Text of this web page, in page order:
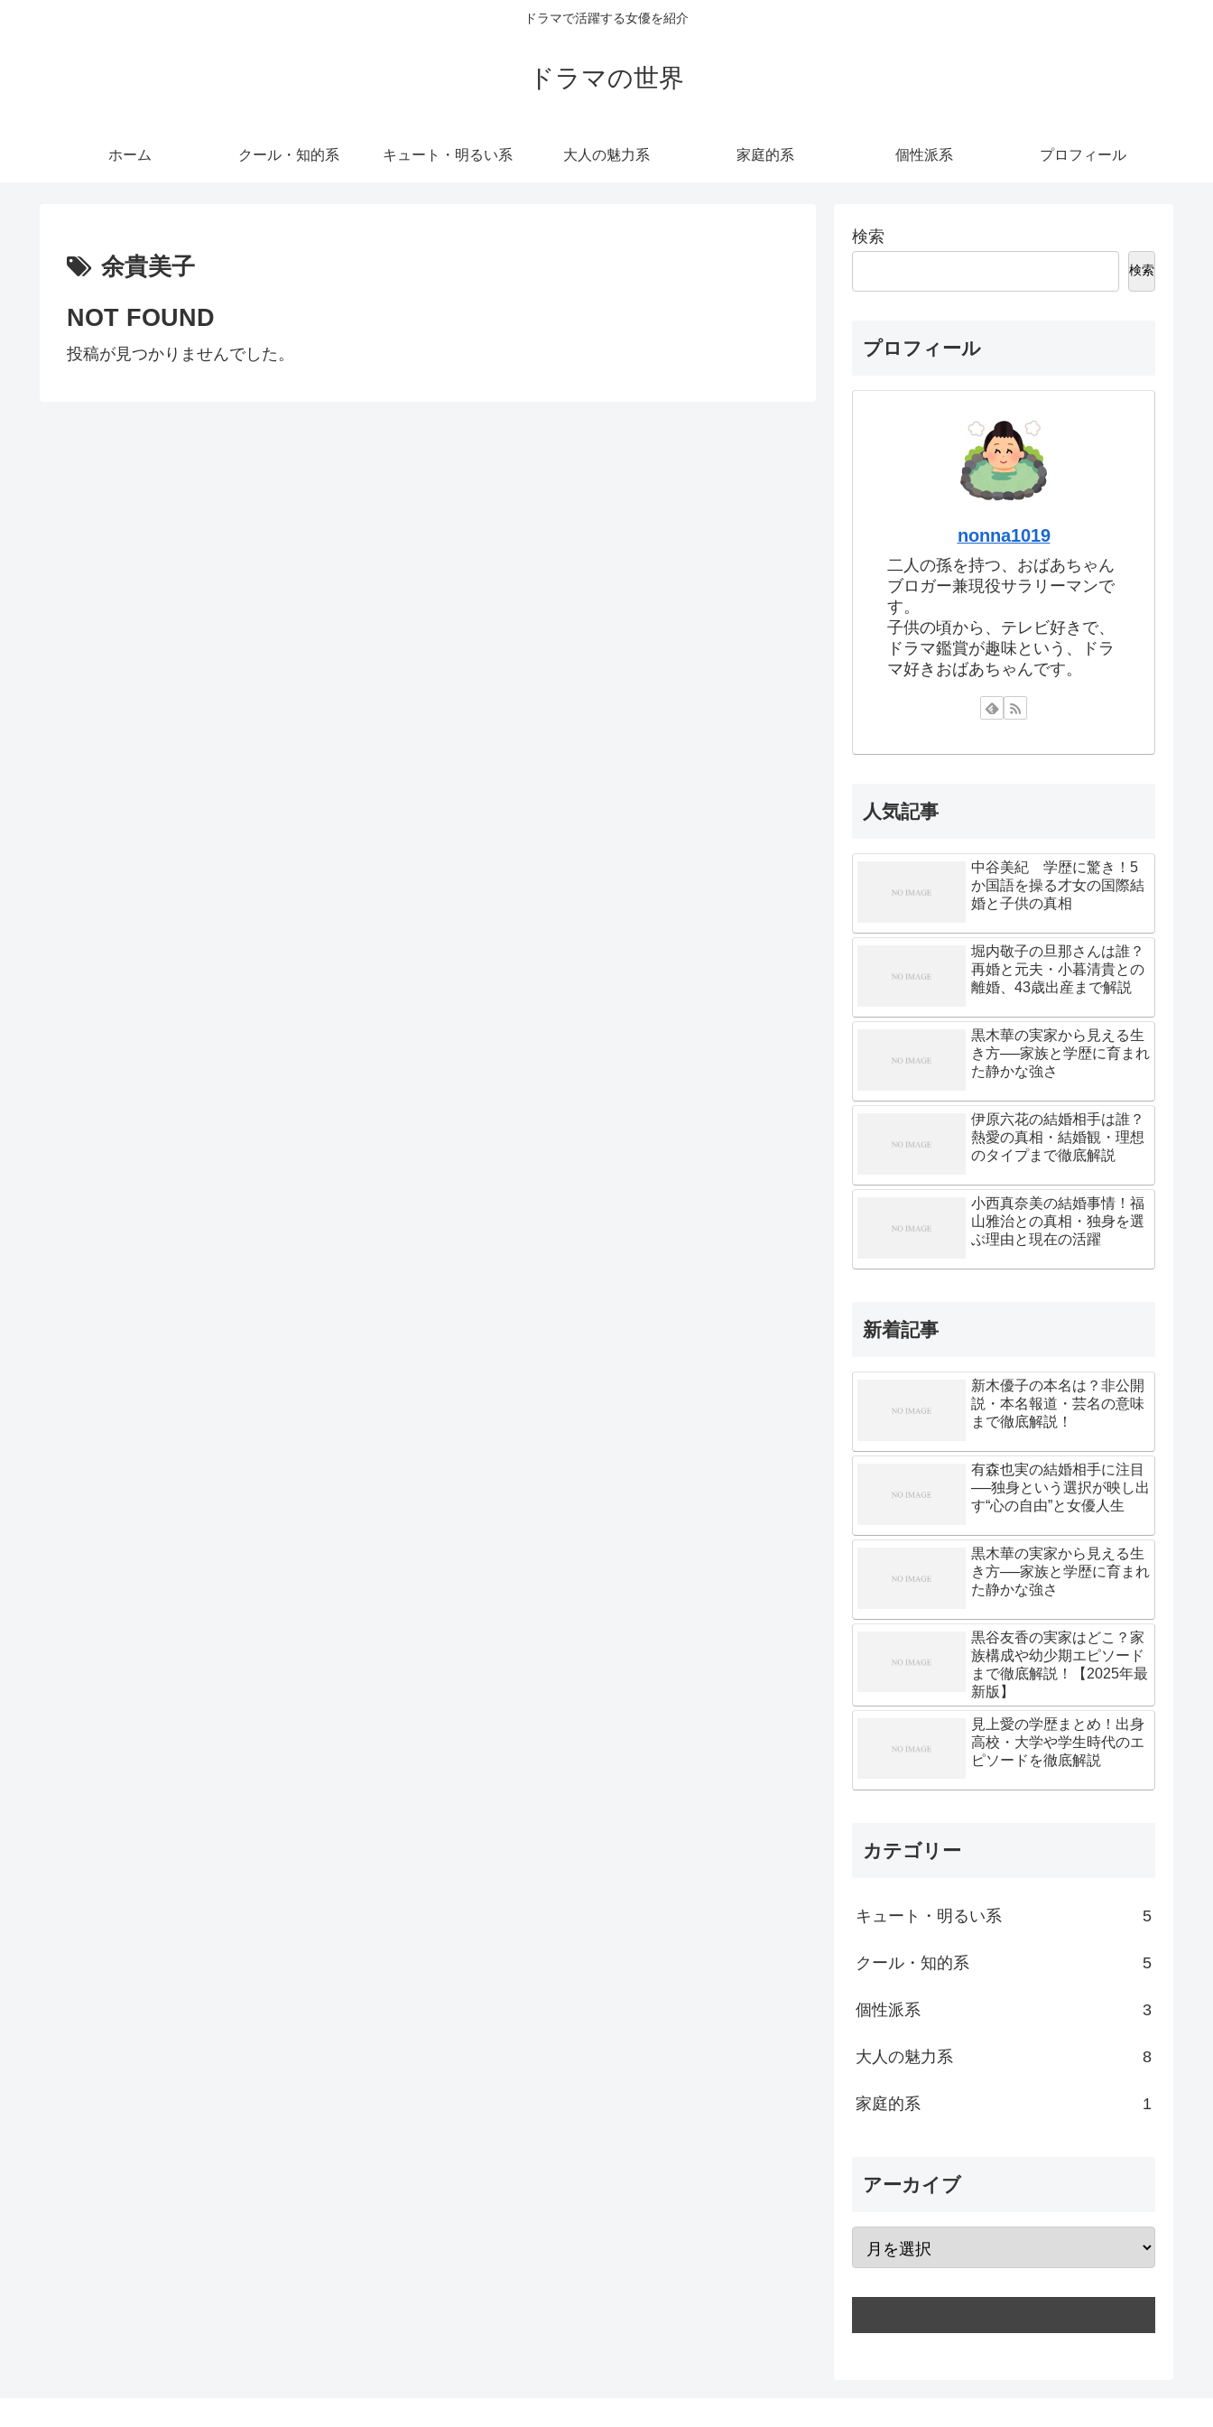
ドラマで活躍する女優を紹介
ドラマの世界
ホーム クール・知的系 キュート・明るい系 大人の魅力系 家庭的系 個性派系 プロフィール
余貴美子
NOT FOUND
投稿が見つかりませんでした。
検索
検索
プロフィール
nonna1019
二人の孫を持つ、おばあちゃん
ブロガー兼現役サラリーマンで
す。
子供の頃から、テレビ好きで、
ドラマ鑑賞が趣味という、ドラ
マ好きおばあちゃんです。
人気記事
中谷美紀 学歴に驚き！5
か国語を操る才女の国際結
婚と子供の真相
堀内敬子の旦那さんは誰？
再婚と元夫・小暮清貴との
離婚、43歳出産まで解説
黒木華の実家から見える生
き方──家族と学歴に育まれ
た静かな強さ
伊原六花の結婚相手は誰？
熱愛の真相・結婚観・理想
のタイプまで徹底解説
小西真奈美の結婚事情！福
山雅治との真相・独身を選
ぶ理由と現在の活躍
新着記事
新木優子の本名は？非公開
説・本名報道・芸名の意味
まで徹底解説！
有森也実の結婚相手に注目
──独身という選択が映し出
す“心の自由”と女優人生
黒木華の実家から見える生
き方──家族と学歴に育まれ
た静かな強さ
黒谷友香の実家はどこ？家
族構成や幼少期エピソード
まで徹底解説！【2025年最
新版】
見上愛の学歴まとめ！出身
高校・大学や学生時代のエ
ピソードを徹底解説
カテゴリー
キュート・明るい系 5
クール・知的系 5
個性派系 3
大人の魅力系 8
家庭的系 1
アーカイブ